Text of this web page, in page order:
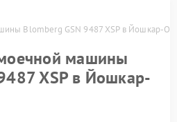
Blomberg GSN 9487 XSP в Йошкар-
машины
XSP в Йошкар-